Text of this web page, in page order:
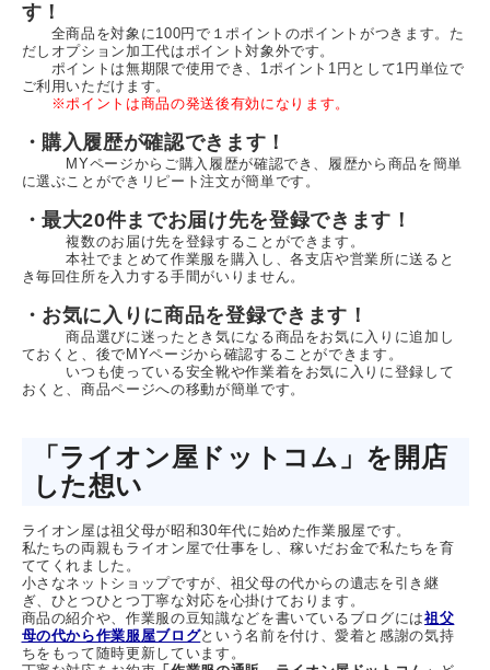
す！
全商品を対象に100円で１ポイントのポイントがつきます。た
だしオプション加工代はポイント対象外です。
ポイントは無期限で使用でき、1ポイント1円として1円単位で
ご利用いただけます。
※ポイントは商品の発送後有効になります。
・購入履歴が確認できます！
MYページからご購入履歴が確認でき、履歴から商品を簡単
に選ぶことができリピート注文が簡単です。
・最大20件までお届け先を登録できます！
複数のお届け先を登録することができます。
本社でまとめて作業服を購入し、各支店や営業所に送ると
き毎回住所を入力する手間がいりません。
・お気に入りに商品を登録できます！
商品選びに迷ったとき気になる商品をお気に入りに追加し
ておくと、後でMYページから確認することができます。
いつも使っている安全靴や作業着をお気に入りに登録して
おくと、商品ページへの移動が簡単です。
「ライオン屋ドットコム」を開店
した想い
ライオン屋は祖父母が昭和30年代に始めた作業服屋です。
私たちの両親もライオン屋で仕事をし、稼いだお金で私たちを育
ててくれました。
小さなネットショップですが、祖父母の代からの遺志を引き継
ぎ、ひとつひとつ丁寧な対応を心掛けております。
商品の紹介や、作業服の豆知識などを書いているブログには祖父
母の代から作業服屋ブログという名前を付け、愛着と感謝の気持
ちをもって随時更新しています。